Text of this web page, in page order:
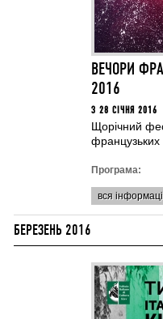
ВЕЧОРИ
2016
З 28 СІЧНЯ 2016
Щорічний
французьких
Програма:
вся
БЕРЕЗЕНЬ 2016